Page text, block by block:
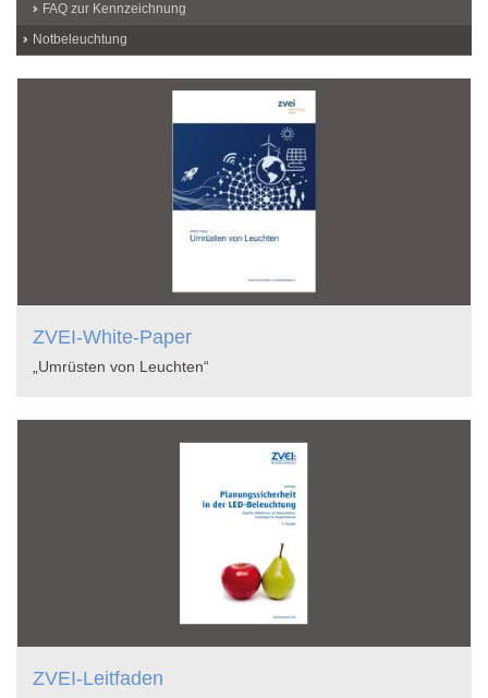
FAQ zur Kennzeichnung
Notbeleuchtung
ZVEI-White-Paper
„Umrüsten von Leuchten“
ZVEI-Leitfaden